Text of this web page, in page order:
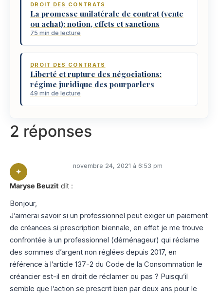
DROIT DES CONTRATS
La promesse unilatérale de contrat (vente
ou achat): notion, effets et sanctions
75 min de lecture
DROIT DES CONTRATS
Liberté et rupture des négociations:
régime juridique des pourparlers
49 min de lecture
2 réponses
Maryse Beuzit dit :
novembre 24, 2021 à 6:53 pm
Bonjour,
J’aimerai savoir si un professionnel peut exiger un paiement
de créances si prescription biennale, en effet je me trouve
confrontée à un professionnel (déménageur) qui réclame
des sommes d’argent non réglées depuis 2017, en
référence à l’article 137-2 du Code de la Consommation le
créancier est-il en droit de réclamer ou pas ? Puisqu’il
semble que l’action se prescrit bien par deux ans pour le